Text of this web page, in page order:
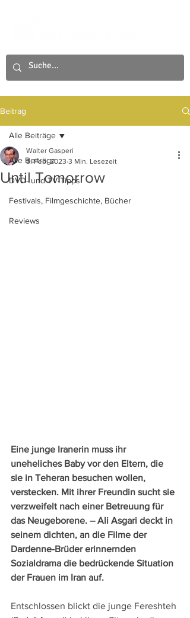
Beitrag
Alle Beiträge
DVD- und TV-Tipps
Festivals, Filmgeschichte, Bücher
Reviews
Alle Beiträge
Until Tomorrow
Walter Gasperi
3. Feb. 2023 3 Min. Lesezeit
Eine junge Iranerin muss ihr
uneheliches Baby vor den Eltern, die
sie in Teheran besuchen wollen,
verstecken. Mit ihrer Freundin sucht sie
verzweifelt nach einer Betreuung für
das Neugeborene. – Ali Asgari deckt in
seinem dichten, an die Filme der
Dardenne-Brüder erinnernden
Sozialdrama die bedrückende Situation
der Frauen im Iran auf.
Entschlossen blickt die junge Fereshteh